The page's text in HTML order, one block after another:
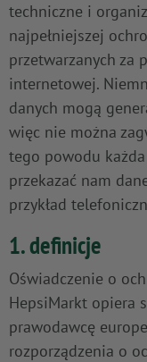
techniczne i
najpełniejszej
przetwarzanych za
internetowej.
danych mogą
więc nie można
tego powodu
przekazać nam
przykład
1. definicje
Oświadczenie o
HepsiMarkt opiera
prawodawcę
rozporządzenia o